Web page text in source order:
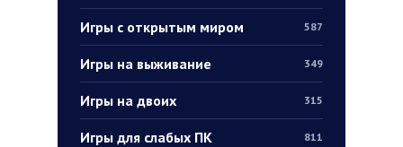
Игры с открытым миром 587
Игры на выживание 349
Игры на двоих 315
Игры для слабых ПК 811